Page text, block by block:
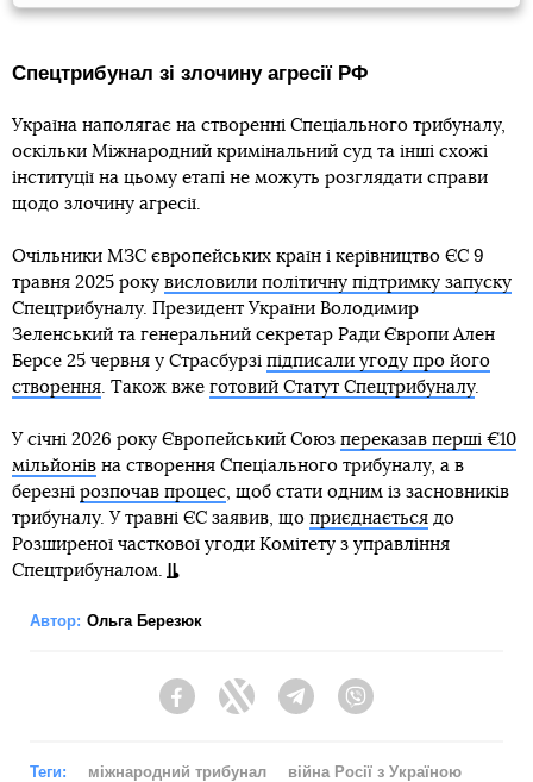
Спецтрибунал зі злочину агресії РФ
Україна наполягає на створенні Спеціального трибуналу,
оскільки Міжнародний кримінальний суд та інші схожі
інституції на цьому етапі не можуть розглядати справи
щодо злочину агресії.
Очільники МЗС європейських країн і керівництво ЄС 9
травня 2025 року висловили політичну підтримку запуску
Спецтрибуналу. Президент України Володимир
Зеленський та генеральний секретар Ради Європи Ален
Берсе 25 червня у Страсбурзі підписали угоду про його
створення. Також вже готовий Статут Спецтрибуналу.
У січні 2026 року Європейський Союз переказав перші €10
мільйонів на створення Спеціального трибуналу, а в
березні розпочав процес, щоб стати одним із засновників
трибуналу. У травні ЄС заявив, що приєднається до
Розширеної часткової угоди Комітету з управління
Спецтрибуналом.
Автор: Ольга Березюк
FacebookTwitter Telegram
Теги: міжнародний трибунал війна Росії з Україною